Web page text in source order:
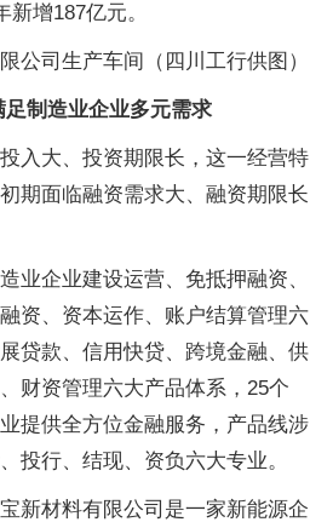
增187亿元。
公司生产车间（四川工行供图）
制造业企业多元需求
入大、投资期限长，这一经营特
期面临融资需求大、融资期限长
业企业建设运营、免抵押融资、
资、资本运作、账户结算管理六
贷款、信用快贷、跨境金融、供
财资管理六大产品体系，25个
提供全方位金融服务，产品线涉
投行、结现、资负六大专业。
新材料有限公司是一家新能源企